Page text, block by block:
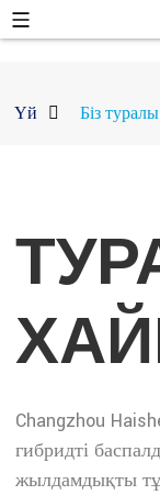
Үй Біз туралы
Changzhou
гибридті
жылдамдықты